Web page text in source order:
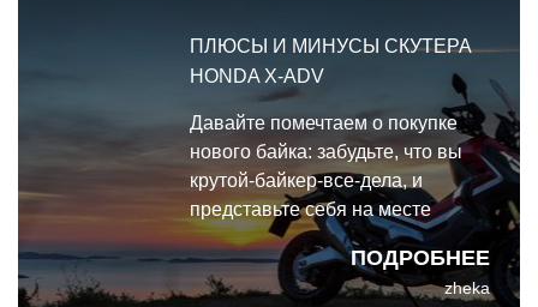
ПЛЮСЫ И МИНУСЫ СКУТЕРА
HONDA X-ADV
ПОДРОБНЕЕ
Давайте помечтаем о покупке
нового байка: забудьте, что вы
крутой-байкер-все-дела, и
представьте себя на месте
простого паренька, который
купил себе домик на опушке леса
и теперь ищет, на чём ездить на
zheka